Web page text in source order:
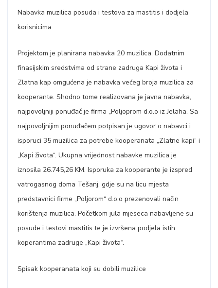
Nabavka muzilica posuda i testova za mastitis i dodjela
korisnicima
Projektom je planirana nabavka 20 muzilica. Dodatnim
finasijskim sredstvima od strane zadruga Kapi života i
Zlatna kap omgućena je nabavka većeg broja muzilica za
kooperante. Shodno tome realizovana je javna nabavka,
najpovoljniji ponuđač je firma „Poljoprom d.o.o iz Jelaha. Sa
najpovoljnijim ponuđačem potpisan je ugovor o nabavci i
isporuci 35 muzilica za potrebe kooperanata „Zlatne kapi“ i
„Kapi života“. Ukupna vrijednost nabavke muzilica je
iznosila 26.745,26 KM. Isporuka za kooperante je izspred
vatrogasnog doma Tešanj, gdje su na licu mjesta
predstavnici firme „Poljorom“ d.o.o prezenovali način
korištenja muzilica. Početkom jula mjeseca nabavljene su
posude i testovi mastitis te je izvršena podjela istih
koperantima zadruge „Kapi života“.
Spisak kooperanata koji su dobili muzilice